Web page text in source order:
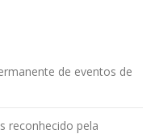
de eventos de
reconhecido pela